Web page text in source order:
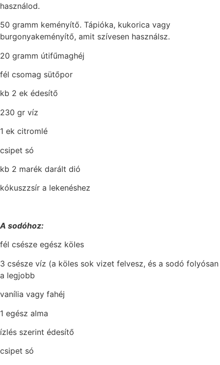
használod.
50 gramm keményítő. Tápióka, kukorica vagy
burgonyakeményítő, amit szívesen használsz.
20 gramm útifűmaghéj
fél csomag sütőpor
kb 2 ek édesítő
230 gr víz
1 ek citromlé
csipet só
kb 2 marék darált dió
kókuszzsír a lekenéshez
A sodóhoz:
fél csésze egész köles
3 csésze víz (a köles sok vizet felvesz, és a sodó folyósan
a legjobb
vanília vagy fahéj
1 egész alma
ízlés szerint édesítő
csipet só